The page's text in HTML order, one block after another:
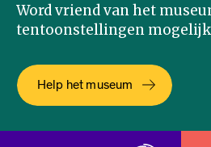
Word vriend van het
tentoonstellingen
Help het museum